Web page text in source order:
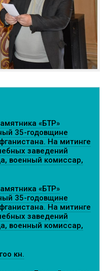
«БТР»
35-годовщине
На митинге
заведений
военный комиссар,
«БТР»
35-годовщине
На митинге
заведений
военный комиссар,
күнү.